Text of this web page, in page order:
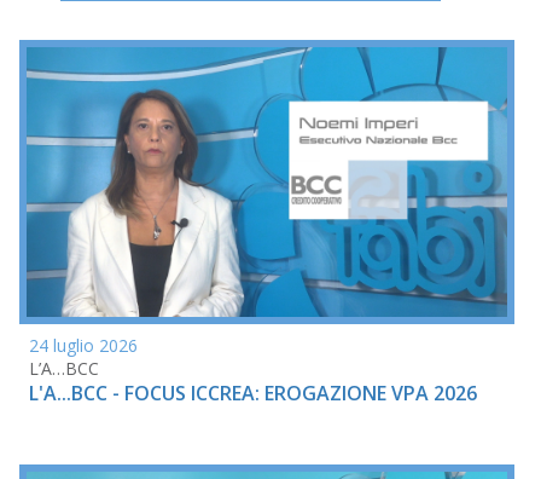
24 luglio 2026
L’A…BCC
L'A...BCC - FOCUS ICCREA: EROGAZIONE VPA 2026